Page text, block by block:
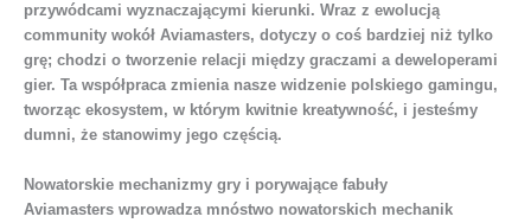
przywódcami wyznaczającymi kierunki. Wraz z ewolucją
community wokół Aviamasters, dotyczy o coś bardziej niż tylko
grę; chodzi o tworzenie relacji między graczami a deweloperami
gier. Ta współpraca zmienia nasze widzenie polskiego gamingu,
tworząc ekosystem, w którym kwitnie kreatywność, i jesteśmy
dumni, że stanowimy jego częścią.
Nowatorskie mechanizmy gry i porywające fabuły
Aviamasters wprowadza mnóstwo nowatorskich mechanik